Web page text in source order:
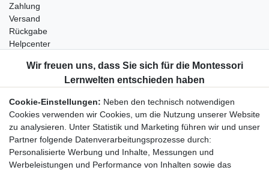
Zahlung
Versand
Rückgabe
Helpcenter
Kontakt
Informationen
Montessori-Blog
Montessori-Wissen
Arbeitsblätter
Anleitungen und Zusatzmaterial
Unternehmen
Cookie-Einstellungen: Neben den technisch notwendigen
Cookies verwenden wir Cookies, um die Nutzung unserer Website
zu analysieren. Unter Statistik und Marketing führen wir und unser
Partner folgende Datenverarbeitungsprozesse durch:
Personalisierte Werbung und Inhalte, Messungen und
Werbeleistungen und Performance von Inhalten sowie das